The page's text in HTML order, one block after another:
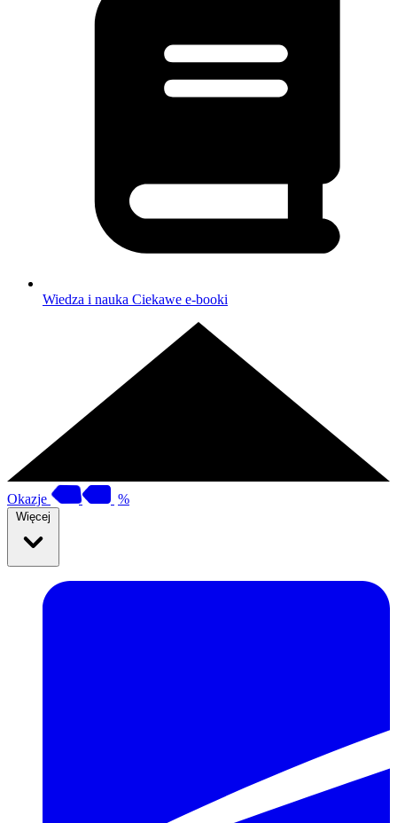
Wiedza i nauka Ciekawe e-booki
Okazje %
Więcej